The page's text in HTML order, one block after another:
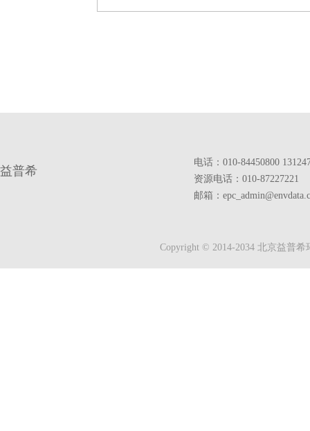
益普希
电话：010-84450800
资源电话：010-87227221
邮箱：
Copyright © 2014-2034 北京益普